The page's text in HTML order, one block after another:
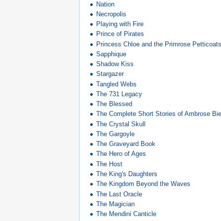
Nation
Necropolis
Playing with Fire
Prince of Pirates
Princess Chloe and the Primrose Petticoats
Sapphique
Shadow Kiss
Stargazer
Tangled Webs
The 731 Legacy
The Blessed
The Complete Short Stories of Ambrose
The Crystal Skull
The Gargoyle
The Graveyard Book
The Hero of Ages
The Host
The King's Daughters
The Kingdom Beyond the Waves
The Last Oracle
The Magician
The Mendini Canticle